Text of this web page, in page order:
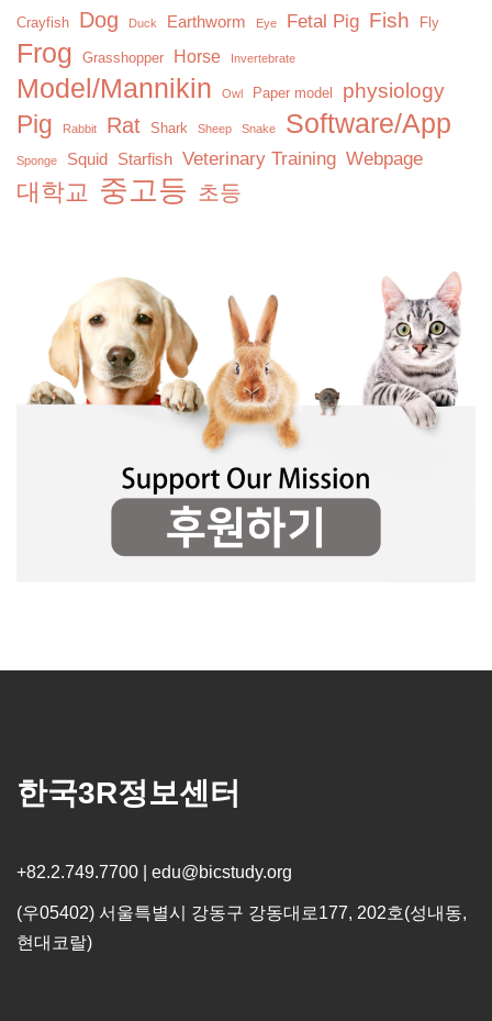
Crayfish Dog Duck Earthworm Eye Fetal Pig Fish Fly
Frog Grasshopper Horse Invertebrate
Model/Mannikin Owl Paper model physiology
Pig Rabbit Rat Shark Sheep Snake Software/App
Sponge Squid Starfish Veterinary Training Webpage
대학교 중고등 초등
한국3R정보센터
+82.2.749.7700 | edu@bicstudy.org
(우05402) 서울특별시 강동구 강동대로177, 202호(성내동,
현대코랄)